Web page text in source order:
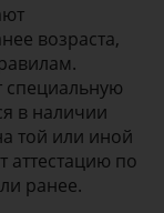
возраста,
в наличии
той или иной
аттестацию по
ранее.